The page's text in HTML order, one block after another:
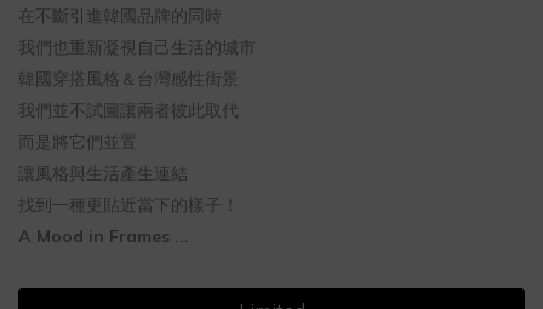
在不斷引進韓國品牌的同時
我們也重新凝視自己生活的城市
韓國穿搭風格＆台灣感性街景
我們並不試圖讓兩者彼此取代
而是將它們並置
讓風格與生活產生連結
找到一種更貼近當下的樣子！
A Mood in Frames ...